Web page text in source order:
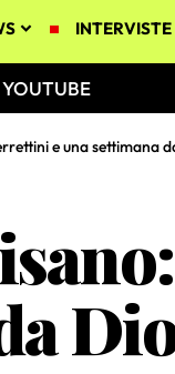
INTERVISTE
e una settimana